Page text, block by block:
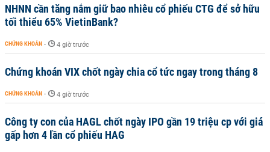
NHNN cần tăng nắm giữ bao nhiêu cổ phiếu CTG để sở hữu
tối thiểu 65% VietinBank?
CHỨNG KHOÁN - 4 giờ trước
Chứng khoán VIX chốt ngày chia cổ tức ngay trong tháng 8
CHỨNG KHOÁN - 4 giờ trước
Công ty con của HAGL chốt ngày IPO gần 19 triệu cp với giá
gấp hơn 4 lần cổ phiếu HAG